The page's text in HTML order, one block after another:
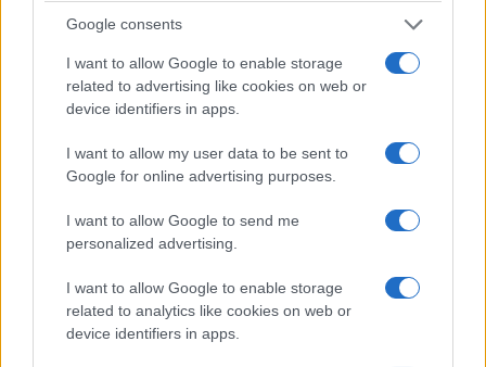
Google consents
I want to allow Google to enable storage
related to advertising like cookies on web or
device identifiers in apps.
I want to allow my user data to be sent to
Google for online advertising purposes.
I want to allow Google to send me
personalized advertising.
I want to allow Google to enable storage
related to analytics like cookies on web or
device identifiers in apps.
συνεδρίαση του «Κοινού των Ποντίων» με μήνυμα
5/07/2026 - 11:36μμ